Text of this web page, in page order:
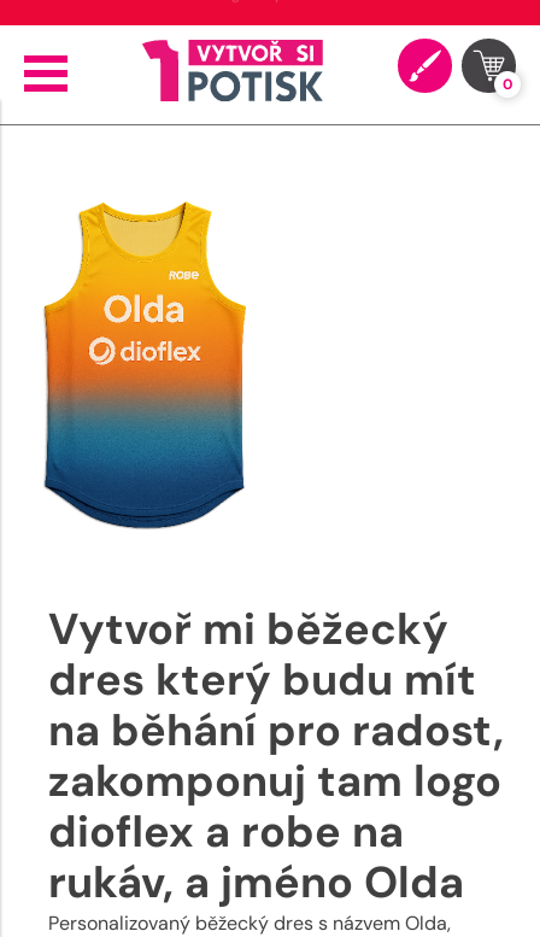
0
Vytvoř mi běžecký
dres který budu mít
na běhání pro radost,
zakomponuj tam logo
dioflex a robe na
rukáv, a jméno Olda
Personalizovaný běžecký dres s názvem Olda,